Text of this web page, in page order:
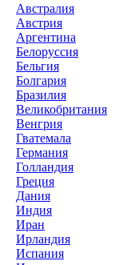
Австралия
Австрия
Аргентина
Белоруссия
Бельгия
Болгария
Бразилия
Великобритания
Венгрия
Гватемала
Германия
Голландия
Греция
Дания
Индия
Иран
Ирландия
Испания